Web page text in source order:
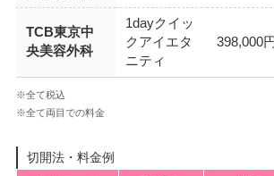
TCB東京中
央美容外科
1dayクイッ
クアイエタ
ニティ
398,000円
※全て税込
※全て両目での料金
切開法・料金例